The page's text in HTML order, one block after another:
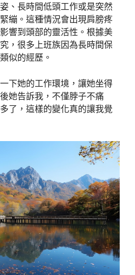
、長時間低頭工作或是突然
繃。這種情況會出現肩膀疼
響到頭部的靈活性。根據美
，很多上班族因為長時間保
似的經歷。
下她的工作環境，讓她坐得
她告訴我，不僅脖子不痛
了，這樣的變化真的讓我覺